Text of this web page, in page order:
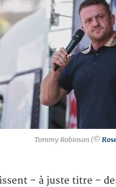
Tommy Robinson (©
– à juste titre –